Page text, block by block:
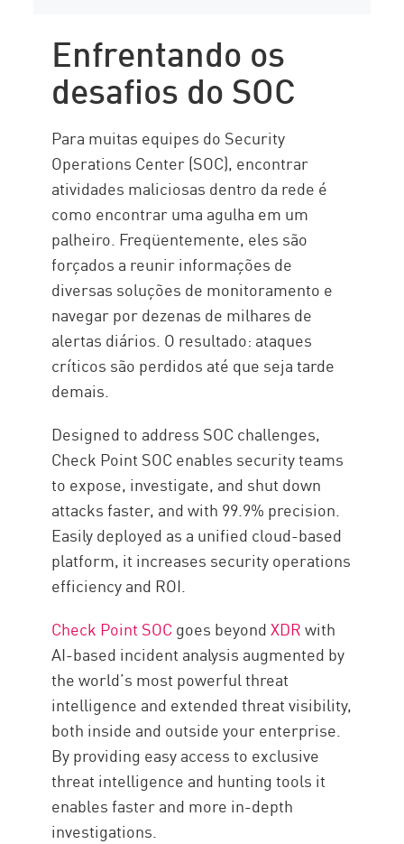
Enfrentando os
desafios do SOC
Para muitas equipes do Security
Operations Center (SOC), encontrar
atividades maliciosas dentro da rede é
como encontrar uma agulha em um
palheiro. Freqüentemente, eles são
forçados a reunir informações de
diversas soluções de monitoramento e
navegar por dezenas de milhares de
alertas diários. O resultado: ataques
críticos são perdidos até que seja tarde
demais.
Designed to address SOC challenges,
Check Point SOC enables security teams
to expose, investigate, and shut down
attacks faster, and with 99.9% precision.
Easily deployed as a unified cloud-based
platform, it increases security operations
efficiency and ROI.
Check Point SOCgoes beyondXDRwith
AI-based incident analysis augmented by
the world’s most powerful threat
intelligence and extended threat visibility,
both inside and outside your enterprise.
By providing easy access to exclusive
threat intelligence and hunting tools it
enables faster and more in-depth
investigations.